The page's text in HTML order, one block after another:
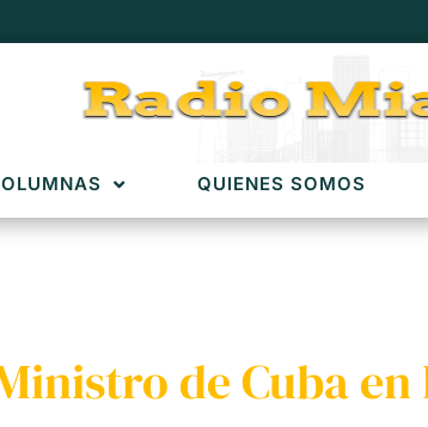
QUIENES SOMOS
de Cuba en